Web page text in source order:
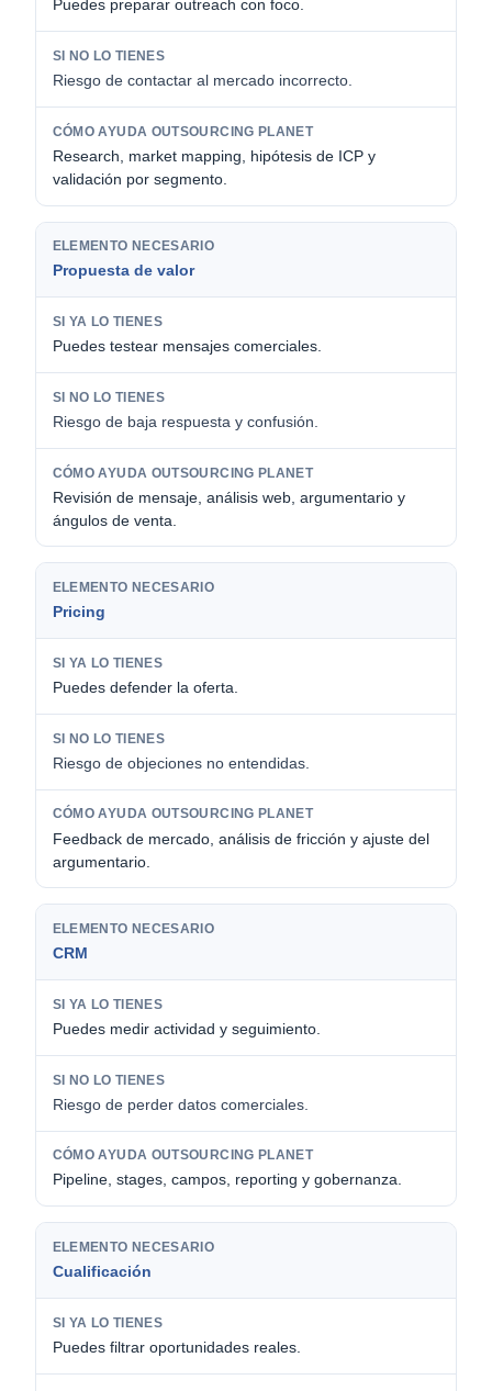
Puedes preparar outreach con foco.
Riesgo de contactar al mercado incorrecto.
Research, market mapping, hipótesis de ICP y
validación por segmento.
Propuesta de valor
Puedes testear mensajes comerciales.
Riesgo de baja respuesta y confusión.
Revisión de mensaje, análisis web, argumentario y
ángulos de venta.
Pricing
Puedes defender la oferta.
Riesgo de objeciones no entendidas.
Feedback de mercado, análisis de fricción y ajuste del
argumentario.
CRM
Puedes medir actividad y seguimiento.
Riesgo de perder datos comerciales.
Pipeline, stages, campos, reporting y gobernanza.
Cualificación
Puedes filtrar oportunidades reales.